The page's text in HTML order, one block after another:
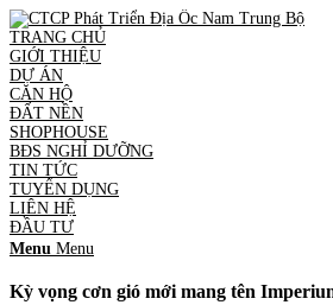
TRANG CHỦ
GIỚI THIỆU
DỰ ÁN
CĂN HỘ
ĐẤT NỀN
SHOPHOUSE
BĐS NGHỈ DƯỠNG
TIN TỨC
TUYỂN DỤNG
LIÊN HỆ
ĐẦU TƯ
Menu Menu
Kỳ vọng cơn gió mới mang tên